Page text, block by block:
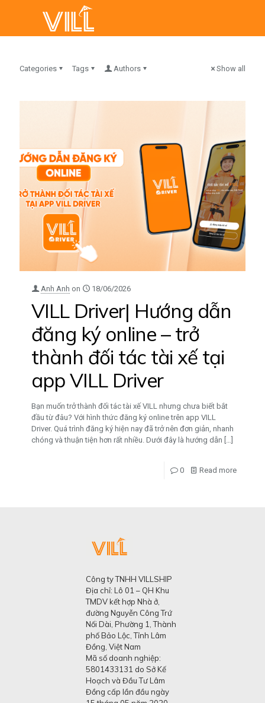
Categories Tags Authors Show all
Anh Anh on 18/06/2026
VILL Driver| Hướng dẫn
đăng ký online – trở
thành đối tác tài xế tại
app VILL Driver
Bạn muốn trở thành đối tác tài xế VILL nhưng chưa biết bắt
đầu từ đâu? Với hình thức đăng ký online trên app VILL
Driver. Quá trình đăng ký hiện nay đã trở nên đơn giản, nhanh
chóng và thuận tiện hơn rất nhiều. Dưới đây là hướng dẫn
0 Read more
Công ty TNHH VILLSHIP
Địa chỉ: Lô 01 – QH Khu
TMDV kết hợp Nhà ở,
đường Nguyễn Công Trứ
Nối Dài, Phường 1, Thành
phố Bảo Lộc, Tỉnh Lâm
Đồng, Việt Nam
Mã số doanh nghiệp:
5801433131 do Sở Kế
Hoạch và Đầu Tư Lâm
Đồng cấp lần đầu ngày